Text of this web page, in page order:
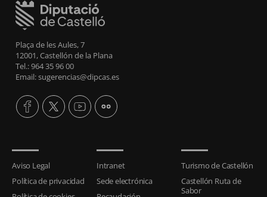
Plaça de les Aules, 7
12001, Castellón de la Plana
Tel.: 964 35 96 00
Email: sugerencias@dipcas.es
Aviso Legal
Política de privacidad
Intranet
Sede electrónica
Turismo de Castellón
Castellón Ruta de
Sabor